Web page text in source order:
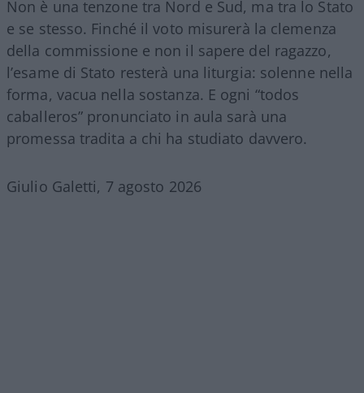
Non è una tenzone tra Nord e Sud, ma tra lo Stato
e se stesso. Finché il voto misurerà la clemenza
della commissione e non il sapere del ragazzo,
l’esame di Stato resterà una liturgia: solenne nella
forma, vacua nella sostanza. E ogni “todos
caballeros” pronunciato in aula sarà una
promessa tradita a chi ha studiato davvero.
Giulio Galetti, 7 agosto 2026